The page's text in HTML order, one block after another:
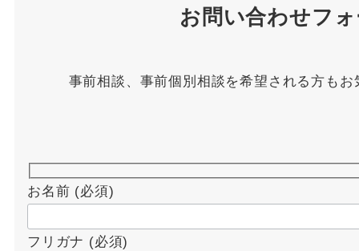
お問い合わせフ
事前相談、事前個別相談を希望される方も
お名前 (必須)
フリガナ (必須)